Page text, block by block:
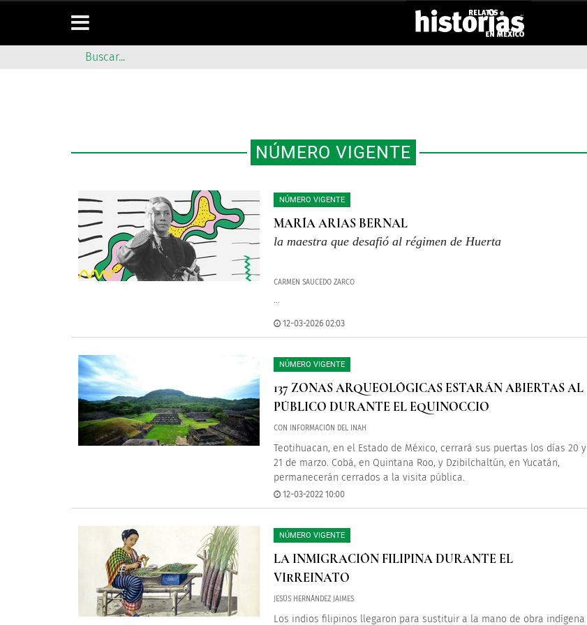
NÚMERO VIGENTE
NÚMERO VIGENTE
MARÍA ARIAS BERNAL
la maestra que desafió al régimen de Huerta
CARMEN SAUCEDO ZARCO
...
12-03-2026 02:03
NÚMERO VIGENTE
137 ZONAS ARQUEOLÓGICAS ESTARÁN ABIERTAS AL
PÚBLICO DURANTE EL EQUINOCCIO
CON INFORMACIÓN DEL INAH
Teotihuacan, en el Estado de México, cerrará sus puertas los días 20 y
21 de marzo. Cobá, en Quintana Roo, y Dzibilchaltún, en Yucatán,
permanecerán cerrados a la visita pública.
12-03-2022 10:00
NÚMERO VIGENTE
LA INMIGRACIÓN FILIPINA DURANTE EL
VIRREINATO
JESÚS HERNÁNDEZ JAIMES
Los indios filipinos llegaron para sustituir a la mano de obra indígena